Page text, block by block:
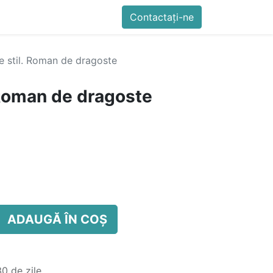
Contactați-ne Generator QR
Contactați-ne
stil. Roman de dragoste
de dragoste
ADAUGĂ ÎN COȘ
de zile